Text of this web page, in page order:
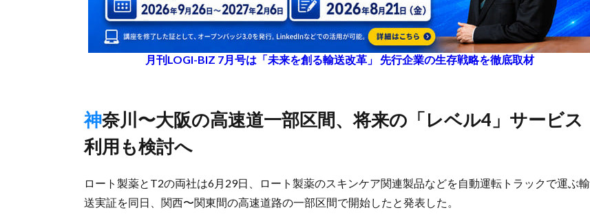
月刊LOGI-BIZ 7月号は「未来を創る輸送改革」 先行企業の生存戦略を徹底取材
神奈川〜大阪の高速道一部区間、将来の「レベル4」サービス
利用も検討へ
ロート製薬とT2の両社は6月29日、ロート製薬のスキンケア関連製品などを自動運転トラックで運ぶ輸
送実証を同日、関西〜関東間の高速道路の一部区間で開始したと発表した。